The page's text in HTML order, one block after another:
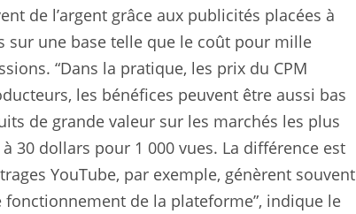
de l’argent grâce aux publicités placées à
sur une base telle que le coût pour mille
“Dans la pratique, les prix du CPM
les bénéfices peuvent être aussi bas
de grande valeur sur les marchés les plus
30 dollars pour 1 000 vues. La différence est
YouTube, par exemple, génèrent souvent
de la plateforme”, indique le